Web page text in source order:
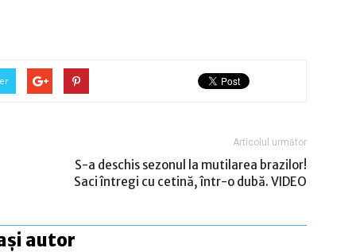
Articolul următor
S-a deschis sezonul la mutilarea brazilor!
Saci întregi cu cetină, într-o dubă. VIDEO
autor